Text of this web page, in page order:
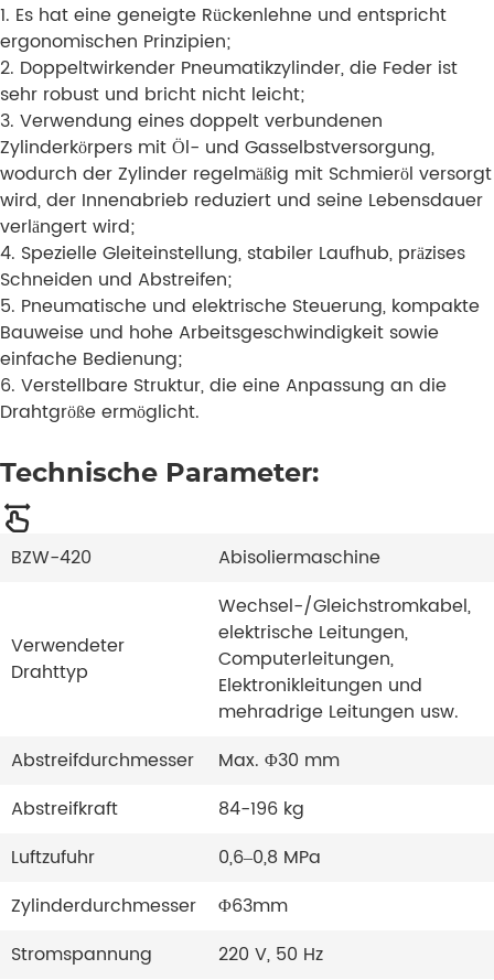
1. Es hat eine geneigte Rückenlehne und entspricht
ergonomischen Prinzipien;
2. Doppeltwirkender Pneumatikzylinder, die Feder ist
sehr robust und bricht nicht leicht;
3. Verwendung eines doppelt verbundenen
Zylinderkörpers mit Öl- und Gasselbstversorgung,
wodurch der Zylinder regelmäßig mit Schmieröl versorgt
wird, der Innenabrieb reduziert und seine Lebensdauer
verlängert wird;
4. Spezielle Gleiteinstellung, stabiler Laufhub, präzises
Schneiden und Abstreifen;
5. Pneumatische und elektrische Steuerung, kompakte
Bauweise und hohe Arbeitsgeschwindigkeit sowie
einfache Bedienung;
6. Verstellbare Struktur, die eine Anpassung an die
Drahtgröße ermöglicht.
Technische Parameter:
BZW-420 Abisoliermaschine
Verwendeter
Drahttyp
Wechsel-/Gleichstromkabel,
elektrische Leitungen,
Computerleitungen,
Elektronikleitungen und
mehradrige Leitungen usw.
Abstreifdurchmesser
Max. Φ30 mm
Abstreifkraft
84-196 kg
Luftzufuhr
0,6–0,8 MPa
Zylinderdurchmesser
Φ63mm
Stromspannung
220 V, 50 Hz